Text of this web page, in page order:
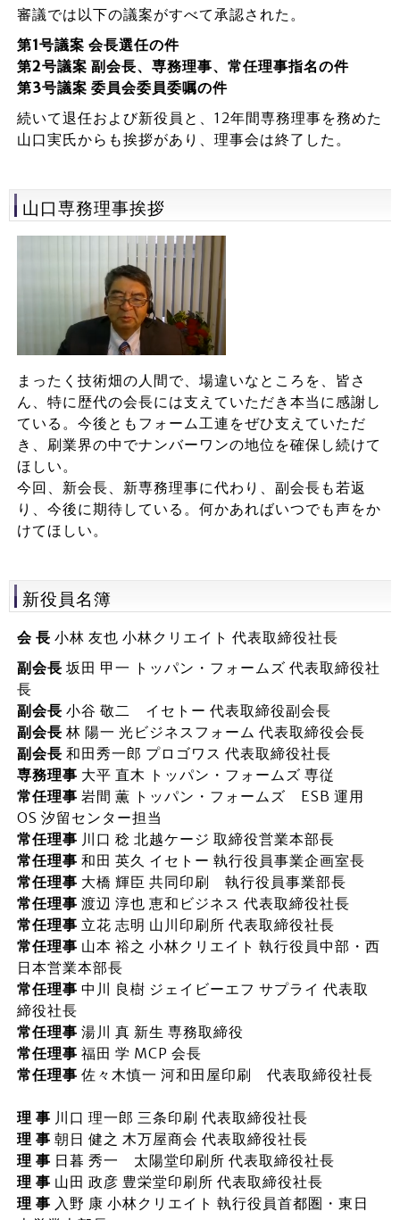
審議では以下の議案がすべて承認された。
第1号議案 会長選任の件
第2号議案 副会長、専務理事、常任理事指名の件
第3号議案 委員会委員委嘱の件
続いて退任および新役員と、12年間専務理事を務めた
山口実氏からも挨拶があり、理事会は終了した。
山口専務理事挨拶
まったく技術畑の人間で、場違いなところを、皆さ
ん、特に歴代の会長には支えていただき本当に感謝し
ている。今後ともフォーム工連をぜひ支えていただ
き、刷業界の中でナンバーワンの地位を確保し続けて
ほしい。
今回、新会長、新専務理事に代わり、副会長も若返
り、今後に期待している。何かあればいつでも声をか
けてほしい。
新役員名簿
会 長 小林 友也 小林クリエイト 代表取締役社長
副会長 坂田 甲一 トッパン・フォームズ 代表取締役社
長
副会長 小谷 敬二 イセトー 代表取締役副会長
副会長 林 陽一 光ビジネスフォーム 代表取締役会長
副会長 和田秀一郎 プロゴワス 代表取締役社長
専務理事 大平 直木 トッパン・フォームズ 専従
常任理事 岩間 薫 トッパン・フォームズ ESB 運用
OS 汐留センター担当
常任理事 川口 稔 北越ケージ 取締役営業本部長
常任理事 和田 英久 イセトー 執行役員事業企画室長
常任理事 大橋 輝臣 共同印刷 執行役員事業部長
常任理事 渡辺 淳也 恵和ビジネス 代表取締役社長
常任理事 立花 志明 山川印刷所 代表取締役社長
常任理事 山本 裕之 小林クリエイト 執行役員中部・西
日本営業本部長
常任理事 中川 良樹 ジェイビーエフ サプライ 代表取
締役社長
常任理事 湯川 真 新生 専務取締役
常任理事 福田 学 MCP 会長
常任理事 佐々木慎一 河和田屋印刷 代表取締役社長
理 事 川口 理一郎 三条印刷 代表取締役社長
理 事 朝日 健之 木万屋商会 代表取締役社長
理 事 日暮 秀一 太陽堂印刷所 代表取締役社長
理 事 山田 政彦 豊栄堂印刷所 代表取締役社長
理 事 入野 康 小林クリエイト 執行役員首都圏・東日